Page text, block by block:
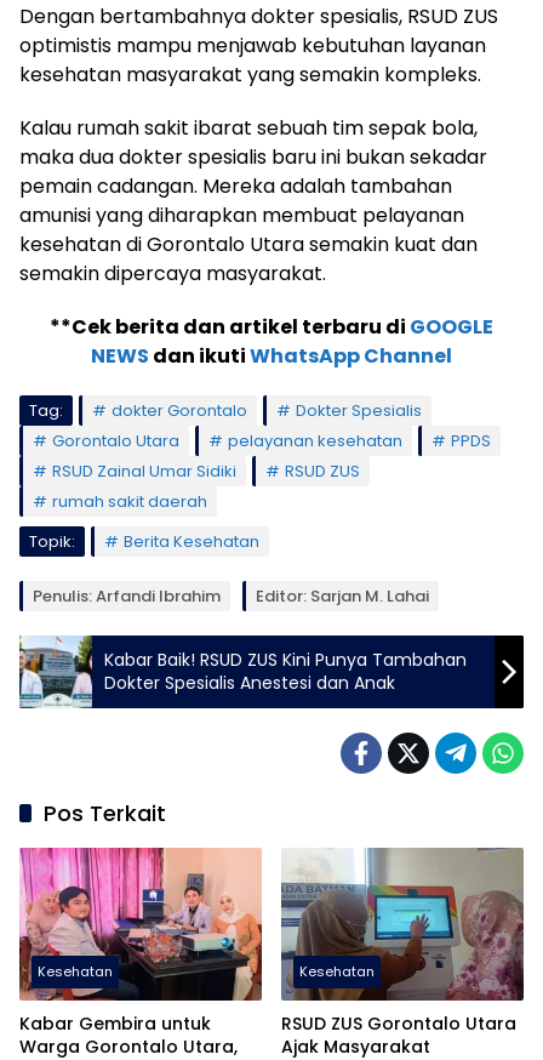
Dengan bertambahnya dokter spesialis, RSUD ZUS
optimistis mampu menjawab kebutuhan layanan
kesehatan masyarakat yang semakin kompleks.
Kalau rumah sakit ibarat sebuah tim sepak bola,
maka dua dokter spesialis baru ini bukan sekadar
pemain cadangan. Mereka adalah tambahan
amunisi yang diharapkan membuat pelayanan
kesehatan di Gorontalo Utara semakin kuat dan
semakin dipercaya masyarakat.
**Cek berita dan artikel terbaru di GOOGLE
NEWS dan ikutiWhatsApp Channel
Tag: dokter Gorontalo
Dokter Spesialis
Gorontalo Utara
pelayanan kesehatan
PPDS
RSUD Zainal Umar Sidiki
RSUD ZUS
rumah sakit daerah
Topik:
Berita Kesehatan
Penulis: Arfandi Ibrahim Editor: Sarjan M. Lahai
Kabar Baik! RSUD ZUS Kini Punya Tambahan
Dokter Spesialis Anestesi dan Anak
Pos Terkait
Kesehatan
Kabar Gembira untuk
Warga Gorontalo Utara,
Kesehatan
RSUD ZUS Gorontalo Utara
Ajak Masyarakat